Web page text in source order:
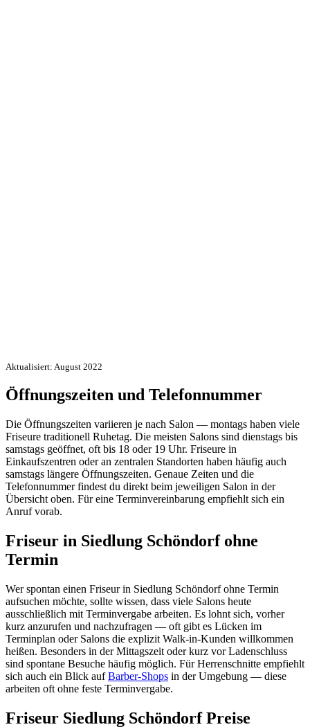
Aktualisiert: August 2022
Öffnungszeiten und Telefonnummer
Die Öffnungszeiten variieren je nach Salon — montags haben viele
Friseure traditionell Ruhetag. Die meisten Salons sind dienstags bis
samstags geöffnet, oft bis 18 oder 19 Uhr. Friseure in
Einkaufszentren oder an zentralen Standorten haben häufig auch
samstags längere Öffnungszeiten. Genaue Zeiten und die
Telefonnummer findest du direkt beim jeweiligen Salon in der
Übersicht oben. Für eine Terminvereinbarung empfiehlt sich ein
Anruf vorab.
Friseur in Siedlung Schöndorf ohne
Termin
Wer spontan einen Friseur in Siedlung Schöndorf ohne Termin
aufsuchen möchte, sollte wissen, dass viele Salons heute
ausschließlich mit Terminvergabe arbeiten. Es lohnt sich, vorher
kurz anzurufen und nachzufragen — oft gibt es Lücken im
Terminplan oder Salons die explizit Walk-in-Kunden willkommen
heißen. Besonders in der Mittagszeit oder kurz vor Ladenschluss
sind spontane Besuche häufig möglich. Für Herrenschnitte empfiehlt
sich auch ein Blick aufBarber-Shops in der Umgebung — diese
arbeiten oft ohne feste Terminvergabe.
Friseur Siedlung Schöndorf Preise